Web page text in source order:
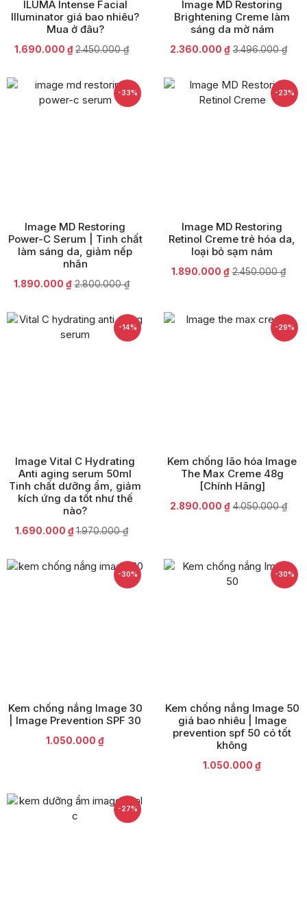
ILUMA Intense Facial
Illuminator giá bao nhiêu?
Mua ở đâu?
2.450.000₫
Giá
2.450.000 ₫.
1.690.000 ₫ Giá
là:
1.690.000 ₫.
Image MD Restoring
Brightening Creme làm
sáng da mờ nám
3.496.000₫
Giá
3.496.000 ₫.
2.360.000₫Giá
là:
2.360.000 ₫.
-33%
Image MD Restoring
Power-C Serum | Tinh chất
làm sáng da, giảm nếp
nhăn
2.800.000₫
Giá
2.800.000 ₫.
1.890.000₫Giá
là:
1.890.000 ₫.
-23%
Image MD Restoring
Retinol Creme trẻ hóa da,
loại bỏ sạm nám
2.450.000₫
Giá
2.450.000 ₫.
1.890.000₫Giá
1.890.000 ₫.
-14%
Image Vital C Hydrating
Anti aging serum 50ml
Tinh chất dưỡng ẩm, giảm
kích ứng da tốt như thế
nào?
1.970.000₫
Giá
1.970.000 ₫.
1.690.000 ₫ Giá
là:
1.690.000 ₫.
-29%
Kem chống lão hóa Image
The Max Creme 48g
[Chính Hãng]
4.050.000₫
Giá
2.890.000₫Giá
2.890.000 ₫.
-30%
Kem chống nắng Image 30
| Image Prevention SPF 30
1.050.000 ₫
-30%
Kem chống nắng Image 50
giá bao nhiêu | Image
prevention spf 50 có tốt
không
1.050.000 ₫
-27%